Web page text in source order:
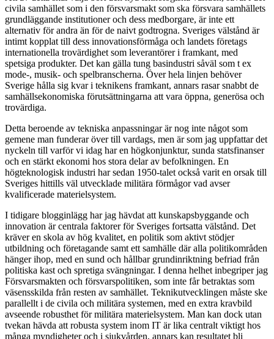
civila samhället som i den försvarsmakt som ska försvara samhällets
grundläggande institutioner och dess medborgare, är inte ett
alternativ för andra än för de naivt godtrogna. Sveriges välstånd är
intimt kopplat till dess innovationsförmåga och landets företags
internationella trovärdighet som leverantörer i framkant, med
spetsiga produkter. Det kan gälla tung basindustri såväl som t ex
mode-, musik- och spelbranscherna. Över hela linjen behöver
Sverige hålla sig kvar i teknikens framkant, annars rasar snabbt de
samhällsekonomiska förutsättningarna att vara öppna, generösa och
trovärdiga.
Detta beroende av tekniska anpassningar är nog inte något som
gemene man funderar över till vardags, men är som jag uppfattar det
nyckeln till varför vi idag har en högkonjunktur, sunda statsfinanser
och en stärkt ekonomi hos stora delar av befolkningen. En
högteknologisk industri har sedan 1950-talet också varit en orsak till
Sveriges hittills väl utvecklade militära förmågor vad avser
kvalificerade materielsystem.
I tidigare blogginlägg har jag hävdat att kunskapsbyggande och
innovation är centrala faktorer för Sveriges fortsatta välstånd. Det
kräver en skola av hög kvalitet, en politik som aktivt stödjer
utbildning och företagande samt ett samhälle där alla politikområden
hänger ihop, med en sund och hållbar grundinriktning befriad från
politiska kast och spretiga svängningar. I denna helhet inbegriper jag
Försvarsmakten och försvarspolitiken, som inte får betraktas som
väsensskilda från resten av samhället. Teknikutvecklingen måste ske
parallellt i de civila och militära systemen, med en extra kravbild
avseende robusthet för militära materielsystem. Man kan dock utan
tvekan hävda att robusta system inom IT är lika centralt viktigt hos
många myndigheter och i sjukvården, annars kan resultatet bli